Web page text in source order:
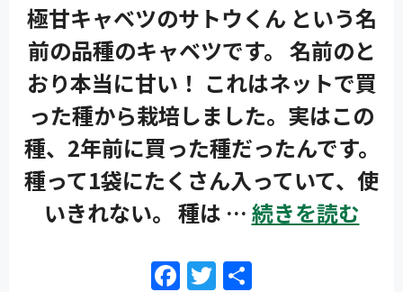
極甘キャベツのサトウくん という名
前の品種のキャベツです。 名前のと
おり本当に甘い！ これはネットで買
った種から栽培しました。実はこの
種、2年前に買った種だったんです。
種って1袋にたくさん入っていて、使
いきれない。 種は … 続きを読む
F T